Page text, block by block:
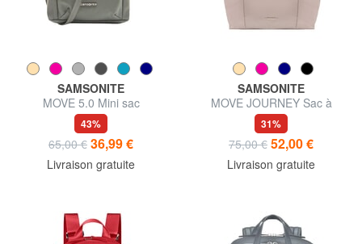
SAMSONITE
MOVE 5.0 Mini sac
bandoulière
43%
65,00 € 36,99 €
Livraison gratuite
SAMSONITE
MOVE JOURNEY Sac à
provisions pliable
31%
75,00 € 52,00 €
Livraison gratuite